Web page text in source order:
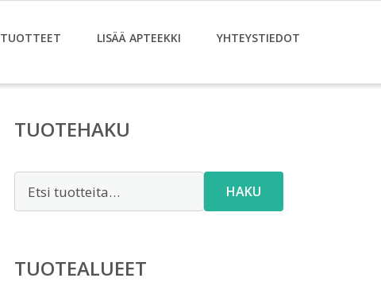
TUOTTEET LISÄÄ APTEEKKI YHTEYSTIEDOT
TUOTEHAKU
HAKU
TUOTEALUEET